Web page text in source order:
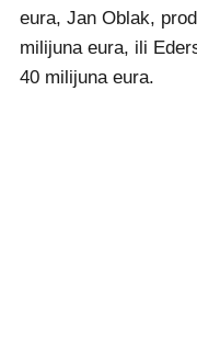
eura, Jan Oblak,
milijuna eura, ili
40 milijuna eura.